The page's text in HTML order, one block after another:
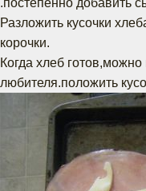
.постепенно добавить
Разложить кусочки
корочки.
Когда хлеб
любителя.положить